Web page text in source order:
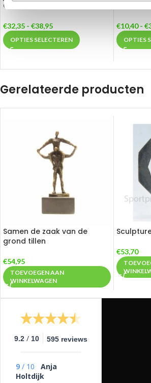
Glas Award – W481
€32,35 - €38,95
OPTIES SELECTEREN
€10,40 - €
OPTIES
Gerelateerde producten
Samen de zaak van de
grond tillen
€54,95
TOEVOEGEN AAN
WINKELWAGEN
€53,70
9.2 / 10 595 reviews
9 / 10
Anja
Holtdijk